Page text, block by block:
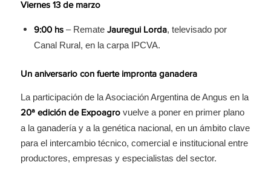
Viernes 13 de marzo
9:00 hs– Remate Jauregui Lorda, televisado por
Canal Rural, en la carpa IPCVA.
Un aniversario con fuerte impronta ganadera
La participación de la Asociación Argentina de Angus en la
20ª edición de Expoagrovuelve a poner en primer plano
a la ganadería y a la genética nacional, en un ámbito clave
para el intercambio técnico, comercial e institucional entre
productores, empresas y especialistas del sector.